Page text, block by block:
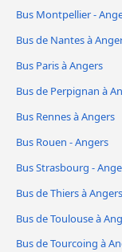
Bus Montpellier -
Bus de Nantes à
Bus Paris à Angers
Bus de Perpignan à
Bus Rennes à Angers
Bus Rouen - Angers
Bus Strasbourg -
Bus de Thiers à Angers
Bus de Toulouse à
Bus de Tourcoing à